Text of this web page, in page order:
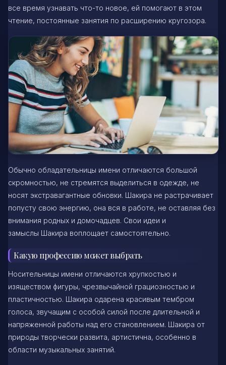
все время узнавать что-то новое, ей помогают в этом
чтение, постоянные занятия по расширению кругозора.
Обычно обладательницы имени отличаются большой
скромностью, не стремятся выделиться в одежде, не
носят экстравагантные обновки. Шакира не растрачивает
попусту свою энергию, она вся в работе, не оставляя без
внимания родных и домочадцев. Свои идеи и
замыслы Шакира воплощает самостоятельно.
Какую профессию может выбрать
Носительницы имени отличаются хрупкостью и
изяществом фигуры, чрезвычайной грациозностью и
пластичностью. Шакира одарена красивым тембром
голоса, звучащим с особой силой после длительной и
напряженной работы над его становлением. Шакира от
природы творчески развита, артистична, особенно в
области музыкальных занятий.